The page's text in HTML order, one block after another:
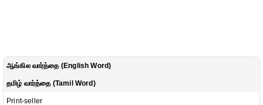
ஆங்கில வார்த்தை (English Word)
தமிழ் வார்த்தை (Tamil Word)
Print-seller